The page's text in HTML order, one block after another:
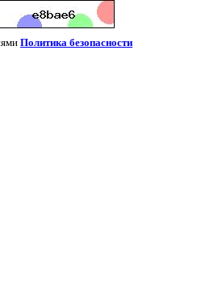
Политика безопасности